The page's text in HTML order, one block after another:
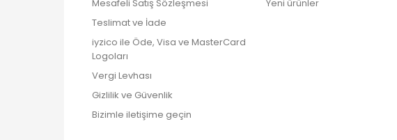
Mesafeli Satış Sözleşmesi
Teslimat ve İade
iyzico ile Öde, Visa ve MasterCard
Logoları
Vergi Levhası
Gizlilik ve Güvenlik
Bizimle iletişime geçin
Yeni ürünler